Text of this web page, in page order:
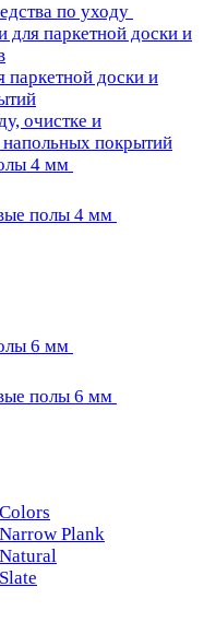
по уходу
для паркетной доски и
паркетной доски и
очистке и
покрытий
4 мм
полы 4 мм
6 мм
полы 6 мм
Plank